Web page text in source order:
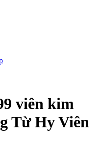
viên kim
Từ Hy Viên